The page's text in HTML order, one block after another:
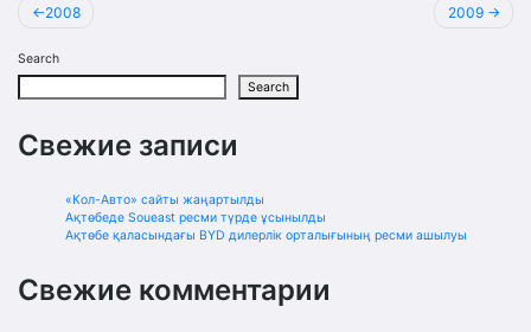
Post
navigation
2008 2009
Search
Search
Свежие записи
«Кол-Авто» сайты жаңартылды
Ақтөбеде Soueast ресми түрде ұсынылды
Ақтөбе қаласындағы BYD дилерлік орталығының ресми ашылуы
Свежие комментарии